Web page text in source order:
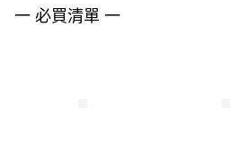
一 必買清單 一